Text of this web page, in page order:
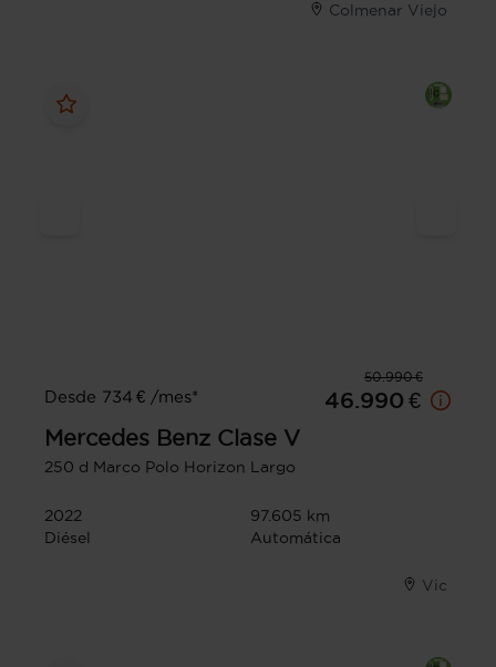
Colmenar Viejo
50.990 €
Desde 734 € /mes*
46.990 €
Mercedes Benz Clase V
250 d Marco Polo Horizon Largo
2022
97.605 km
Diésel
Automática
Vic